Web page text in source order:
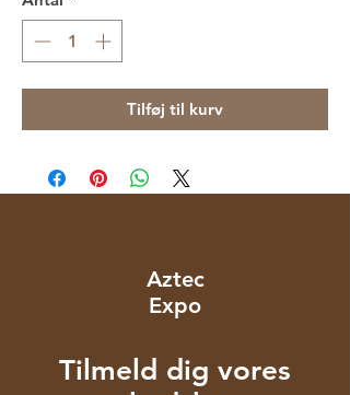
Tilføj til kurv
Aztec
Expo
Tilmeld dig vores